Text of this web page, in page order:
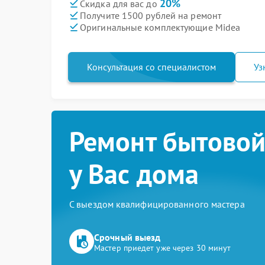
Скидка для вас до 20%
Получите 1500 рублей на ремонт
Оригинальные комплектующие Midea
Консультация со специалистом
Ремонт
у Вас дома
С выездом квалифицированного мастера
Срочный выезд
Мастер приедет уже через 30 минут